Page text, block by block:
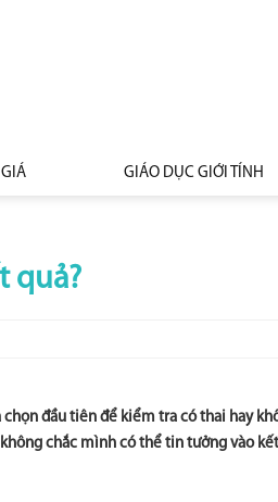
GIÁO DỤC GIỚI TÍNH
quả?
đầu tiên để kiểm tra có thai hay
chắc mình có thể tin tưởng vào